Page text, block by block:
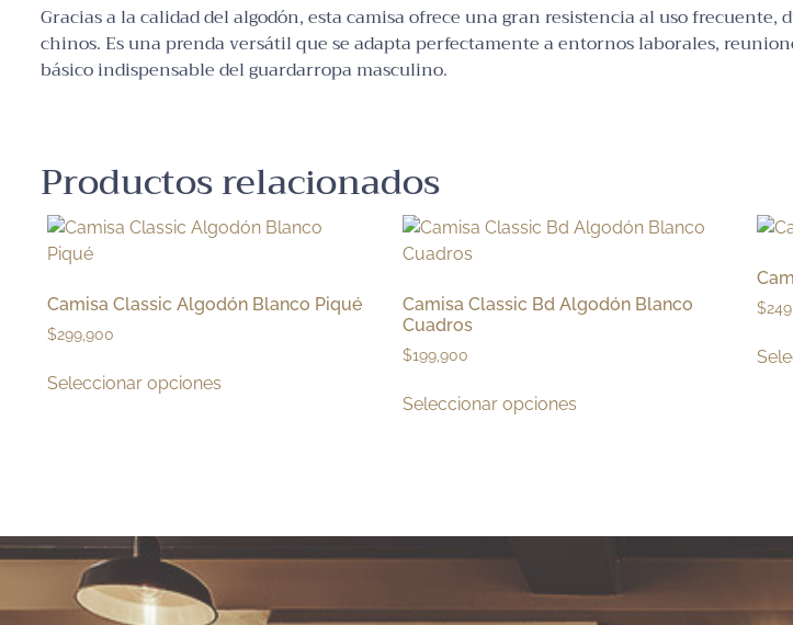
Gracias a la calidad del algodón, esta camisa ofrece una gran resistencia al uso
chinos. Es una prenda versátil que se adapta perfectamente a entornos laborales,
básico indispensable del guardarropa masculino.
Productos relacionados
Camisa Classic Algodón Blanco Piqué
$299,900
Seleccionar opciones
Camisa Classic Bd Algodón Blanco
Cuadros
$199,900
Seleccionar opciones
$